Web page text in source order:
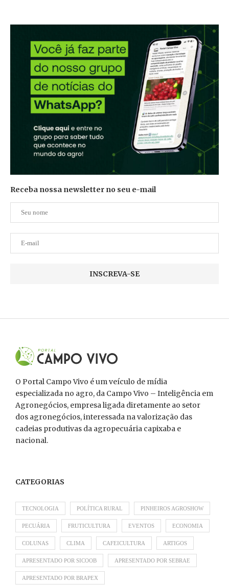
Receba nossa newsletter no seu e-mail
O Portal Campo Vivo é um veículo de mídia
especializada no agro, da Campo Vivo – Inteligência em
Agronegócios, empresa ligada diretamente ao setor
dos agronegócios, interessada na valorização das
cadeias produtivas da agropecuária capixaba e
nacional.
CATEGORIAS
TECNOLOGIA POLÍTICA RURAL PINHEIROS AGROSHOW
PECUÁRIA FRUTICULTURA EVENTOS ECONOMIA
COLUNAS CLIMA CAFEICULTURA ARTIGOS
APRESENTADO POR SICOOB APRESENTADO POR SEBRAE
APRESENTADO POR BRAPEX